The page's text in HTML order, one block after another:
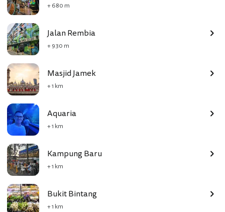
+ 680 m
Jalan Rembia
+ 930 m
Masjid Jamek
+ 1 km
Aquaria
+ 1 km
Kampung Baru
+ 1 km
Bukit Bintang
+ 1 km